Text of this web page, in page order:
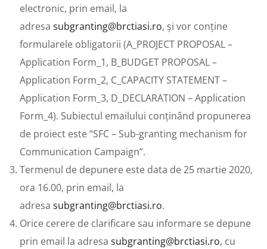
electronic, prin email, la
adresa subgranting@brctiasi.ro, și vor conține
formularele obligatorii (A_PROJECT PROPOSAL –
Application Form_1, B_BUDGET PROPOSAL –
Application Form_2, C_CAPACITY STATEMENT –
Application Form_3, D_DECLARATION – Application
Form_4). Subiectul emailului conținând propunerea
de proiect este “SFC – Sub-granting mechanism for
Communication Campaign”.
Termenul de depunere este data de 25 martie 2020,
ora 16.00, prin email, la
adresa subgranting@brctiasi.ro.
Orice cerere de clarificare sau informare se depune
prin email la adresa subgranting@brctiasi.ro, cu